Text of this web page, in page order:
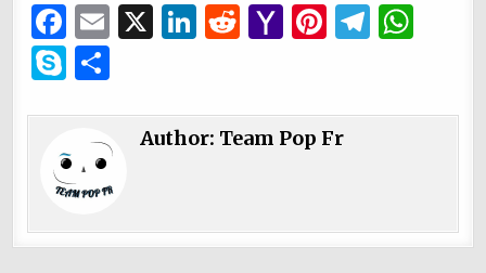
F
a
c
e
b
o
o
E
l
X
Li
e
R
di
Y
o
ai
Pi
re
T
g s
p
S
p
e
ta
g
er
Author: Team Pop Fr